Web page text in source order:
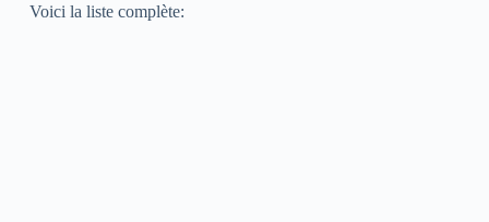
Voici la liste complète: